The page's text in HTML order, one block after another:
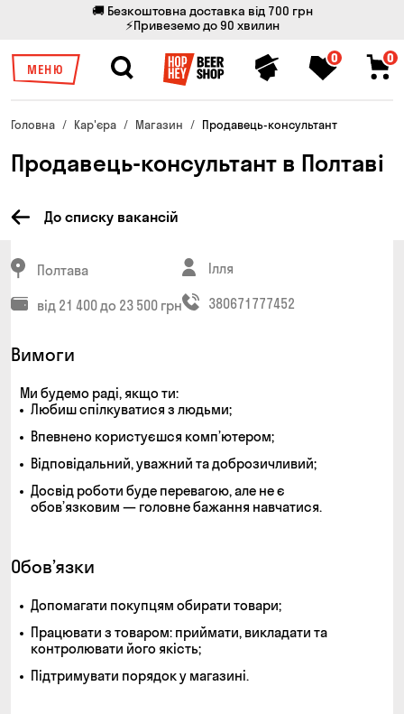
🚚 Безкоштовна доставка від 700 грн
⚡Привеземо до 90 хвилин
МЕНЮ
0 0
Головна Кар'єра Магазин Продавець-консультант
Продавець-консультант в Полтаві
До списку вакансій
Полтава
від 21 400 до 23 500 грн
Ілля
380671777452
Вимоги
Ми будемо раді, якщо ти:
любиш спілкуватися з людьми;
впевнено користуєшся комп’ютером;
відповідальний, уважний та доброзичливий;
досвід роботи буде перевагою, але не є
обов’язковим — головне бажання навчатися.
Обов’язки
допомагати покупцям обирати товари;
працювати з товаром: приймати, викладати та
контролювати його якість;
підтримувати порядок у магазині.